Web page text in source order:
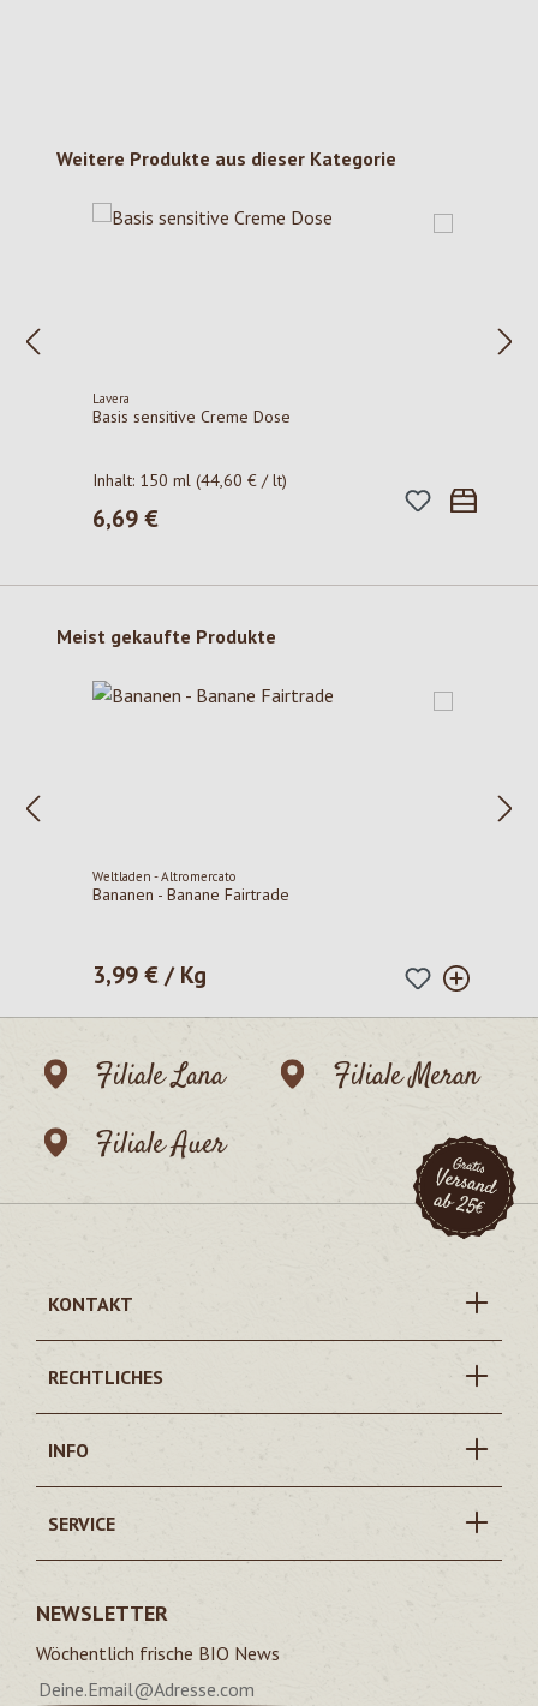
Produktgalerie überspringen
Weitere Produkte aus dieser Kategorie
Lavera
Basis sensitive Creme Dose
Inhalt: 150 ml(44,60 € / lt)
Regulärer Preis:
6,69 €
Produktgalerie überspringen
Meist gekaufte Produkte
Weltladen - Altromercato
Bananen - Banane Fairtrade
Regulärer Preis:
3,99 € / Kg
Filiale Lana
Filiale Meran
Filiale Auer
KONTAKT
RECHTLICHES
INFO
SERVICE
NEWSLETTER
Wöchentlich frische BIO News